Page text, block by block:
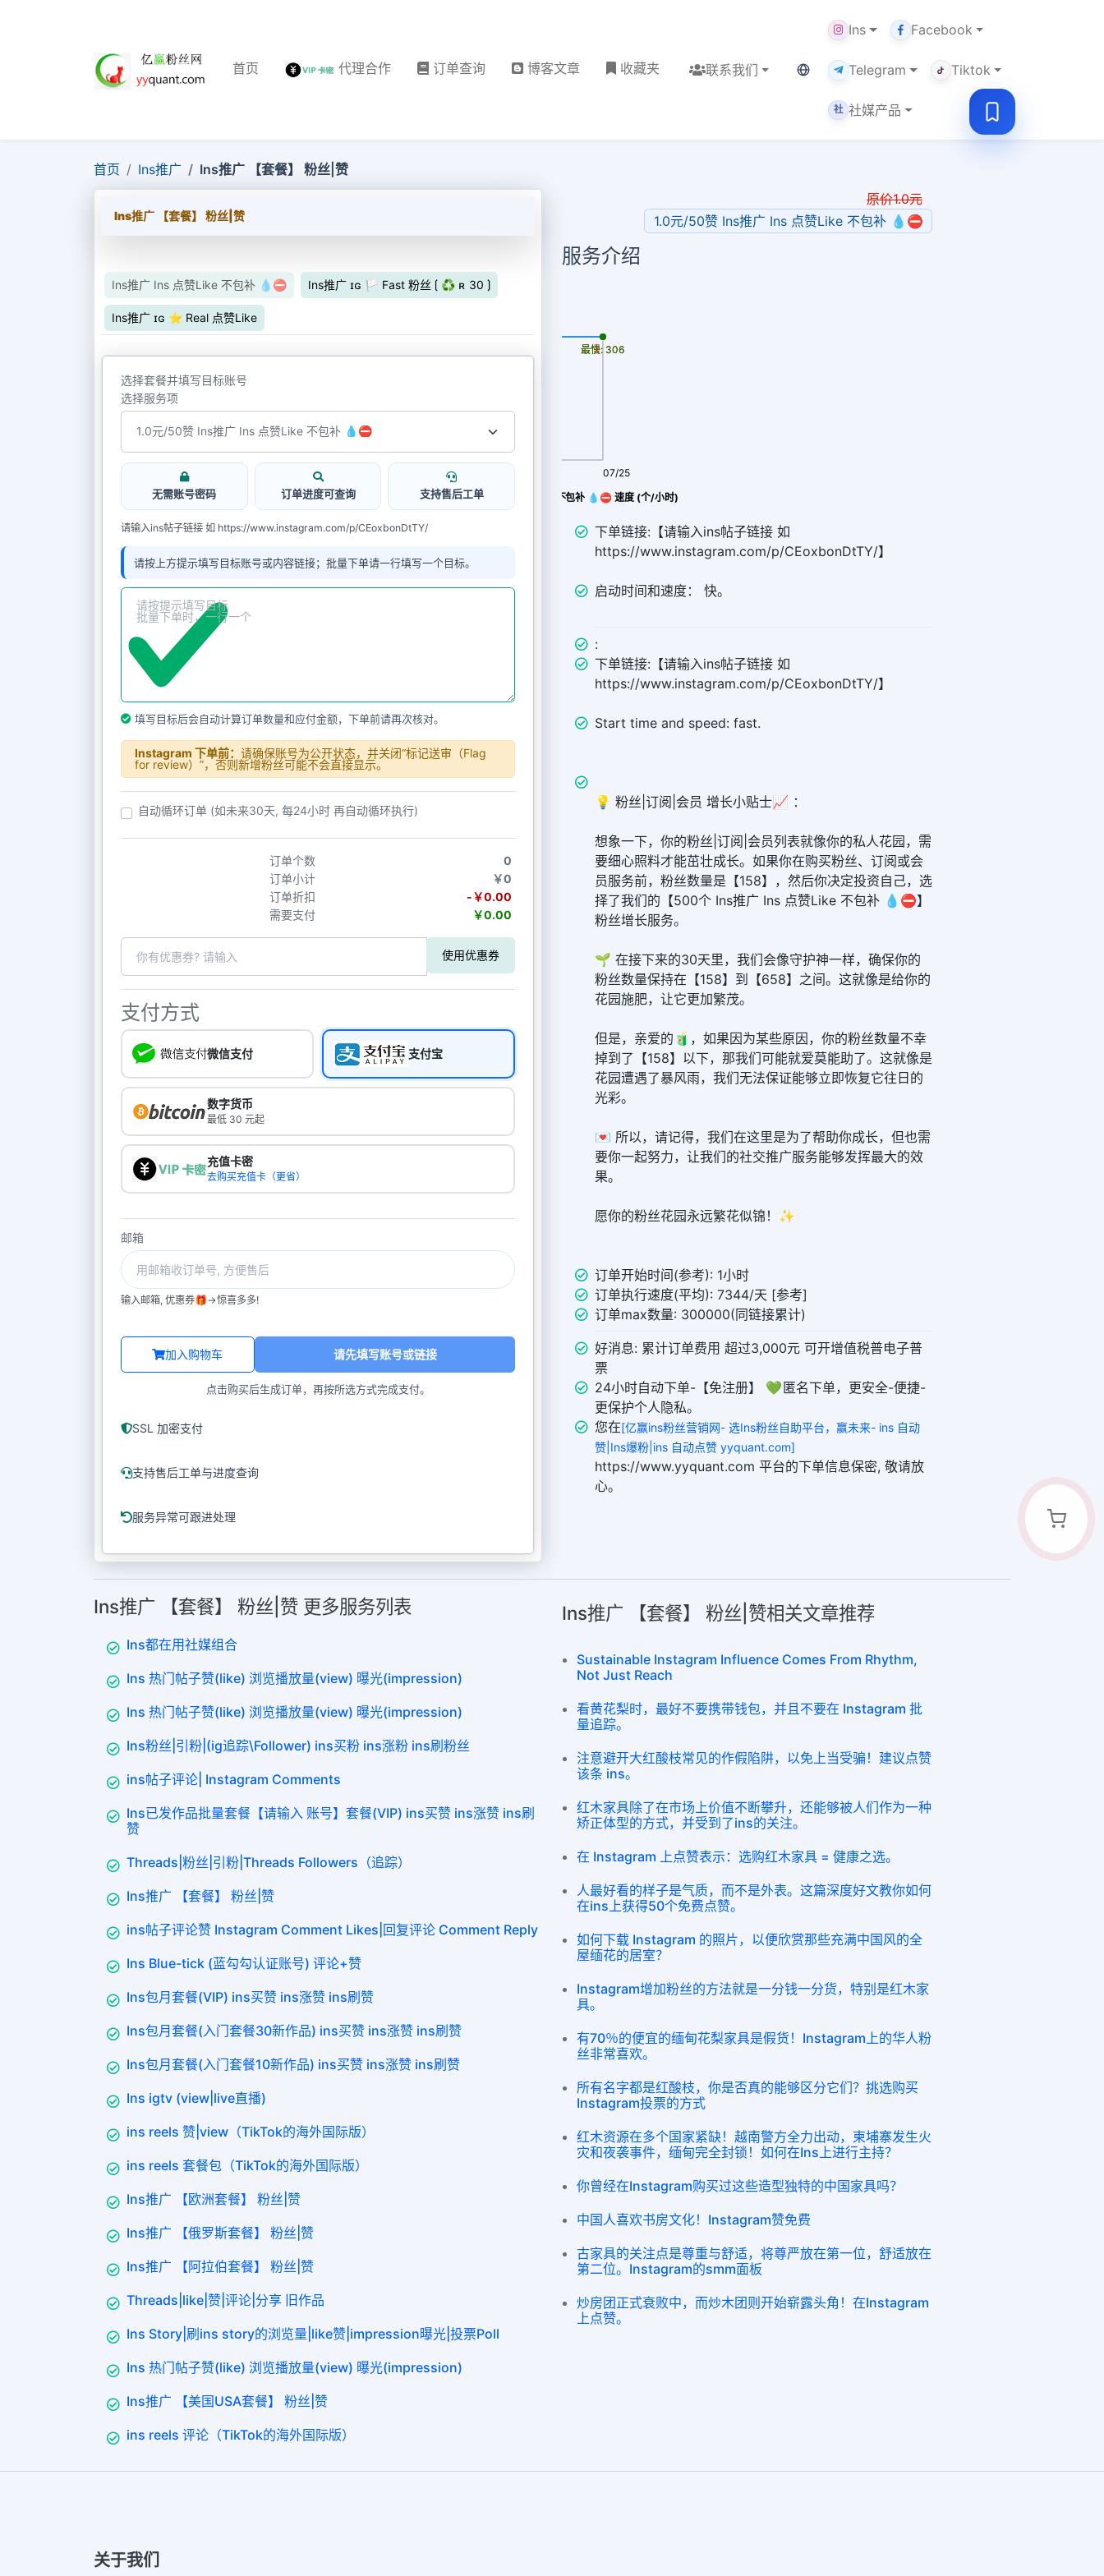
首页 代理合作 订单查询 博客文章 收藏夹 联系我们 当前语言：中文
Ins Facebook
Telegram Tiktok
社 社媒产品
首页 Ins推广 Ins推广 【套餐】 粉丝|赞
Ins推广 【套餐】 粉丝|赞
Ins推广 Ins 点赞Like 不包补 💧⛔ Ins推广 ɪɢ 🏳️ Fast 粉丝 ⟮ ♻ ʀ 30 ⟯
Ins推广 ɪɢ ⭐ Real 点赞Like
选择套餐并填写目标账号
选择服务项
无需账号密码 订单进度可查询 支持售后工单
请输入ins帖子链接 如 https://www.instagram.com/p/CEoxbonDtTY/
请按上方提示填写目标账号或内容链接；批量下单请一行填写一个目标。
填写目标后会自动计算订单数量和应付金额，下单前请再次核对。
Instagram 下单前： 请确保账号为公开状态，并关闭“标记送审（Flag
for review）”，否则新增粉丝可能不会直接显示。
自动循环订单 (如未来30天, 每24小时 再自动循环执行)
订单个数
0
订单小计
￥0
订单折扣
-￥0.00
需要支付
￥0.00
使用优惠券
支付方式
微信支付 支付宝
数字货币
最低 30 元起
充值卡密
去购买充值卡（更省）
邮箱
输入邮箱, 优惠券🎁->惊喜多多!
加入购物车 请先填写账号或链接
点击购买后生成订单，再按所选方式完成支付。
SSL 加密支付
支持售后工单与进度查询
服务异常可跟进处理
原价1.0元
1.0元/50赞 Ins推广 Ins 点赞Like 不包补 💧⛔
服务介绍
Ins推广 Ins 点赞Like 不包补 💧⛔ 速度 (个/小时)
07/25
最慢: 306
最快: 306
下单链接:【请输入ins帖子链接 如
https://www.instagram.com/p/CEoxbonDtTY/】
启动时间和速度： 快。
:
下单链接:【请输入ins帖子链接 如
https://www.instagram.com/p/CEoxbonDtTY/】
Start time and speed: fast.
💡 粉丝|订阅|会员 增长小贴士📈 ：
想象一下，你的粉丝|订阅|会员列表就像你的私人花园，需
要细心照料才能茁壮成长。如果你在购买粉丝、订阅或会
员服务前，粉丝数量是【158】，然后你决定投资自己，选
择了我们的【500个 Ins推广 Ins 点赞Like 不包补 💧⛔】
粉丝增长服务。
🌱 在接下来的30天里，我们会像守护神一样，确保你的
粉丝数量保持在【158】到【658】之间。这就像是给你的
花园施肥，让它更加繁茂。
但是，亲爱的🧃，如果因为某些原因，你的粉丝数量不幸
掉到了【158】以下，那我们可能就爱莫能助了。这就像是
花园遭遇了暴风雨，我们无法保证能够立即恢复它往日的
光彩。
💌 所以，请记得，我们在这里是为了帮助你成长，但也需
要你一起努力，让我们的社交推广服务能够发挥最大的效
果。
愿你的粉丝花园永远繁花似锦！✨
订单开始时间(参考): 1小时
订单执行速度(平均): 7344/天 [参考]
订单max数量: 300000(同链接累计)
好消息: 累计订单费用 超过3,000元 可开增值税普电子普
票
24小时自动下单-【免注册】 💚 匿名下单，更安全-便捷-
更保护个人隐私。
您在[亿赢ins粉丝营销网- 选Ins粉丝自助平台，赢未来- ins 自动
赞|Ins爆粉|ins 自动点赞 yyquant.com]
https://www.yyquant.com 平台的下单信息保密, 敬请放
心。
Ins推广 【套餐】 粉丝|赞 更多服务列表
Ins都在用社媒组合
Ins 热门帖子赞(like) 浏览播放量(view) 曝光(impression)
Ins 热门帖子赞(like) 浏览播放量(view) 曝光(impression)
Ins粉丝|引粉|(ig追踪\Follower) ins买粉 ins涨粉 ins刷粉丝
ins帖子评论| Instagram Comments
Ins已发作品批量套餐【请输入 账号】套餐(VIP) ins买赞 ins涨赞 ins刷
赞
Threads|粉丝|引粉|Threads Followers（追踪）
Ins推广 【套餐】 粉丝|赞
ins帖子评论赞 Instagram Comment Likes|回复评论 Comment Reply
Ins Blue-tick (蓝勾勾认证账号) 评论+赞
Ins包月套餐(VIP) ins买赞 ins涨赞 ins刷赞
Ins包月套餐(入门套餐30新作品) ins买赞 ins涨赞 ins刷赞
Ins包月套餐(入门套餐10新作品) ins买赞 ins涨赞 ins刷赞
Ins igtv (view|live直播)
ins reels 赞|view（TikTok的海外国际版）
ins reels 套餐包（TikTok的海外国际版）
Ins推广 【欧洲套餐】 粉丝|赞
Ins推广 【俄罗斯套餐】 粉丝|赞
Ins推广 【阿拉伯套餐】 粉丝|赞
Threads|like|赞|评论|分享 旧作品
Ins Story|刷ins story的浏览量|like赞|impression曝光|投票Poll
Ins 热门帖子赞(like) 浏览播放量(view) 曝光(impression)
Ins推广 【美国USA套餐】 粉丝|赞
ins reels 评论（TikTok的海外国际版）
Ins推广 【套餐】 粉丝|赞相关文章推荐
Sustainable Instagram Influence Comes From Rhythm,
Not Just Reach
看黄花梨时，最好不要携带钱包，并且不要在 Instagram 批
量追踪。
注意避开大红酸枝常见的作假陷阱，以免上当受骗！建议点赞
该条 ins。
红木家具除了在市场上价值不断攀升，还能够被人们作为一种
矫正体型的方式，并受到了ins的关注。
在 Instagram 上点赞表示：选购红木家具 = 健康之选。
人最好看的样子是气质，而不是外表。这篇深度好文教你如何
在ins上获得50个免费点赞。
如何下载 Instagram 的照片，以便欣赏那些充满中国风的全
屋缅花的居室？
Instagram增加粉丝的方法就是一分钱一分货，特别是红木家
具。
有70％的便宜的缅甸花梨家具是假货！Instagram上的华人粉
丝非常喜欢。
所有名字都是红酸枝，你是否真的能够区分它们？挑选购买
Instagram投票的方式
红木资源在多个国家紧缺！越南警方全力出动，柬埔寨发生火
灾和夜袭事件，缅甸完全封锁！如何在Ins上进行主持？
你曾经在Instagram购买过这些造型独特的中国家具吗？
中国人喜欢书房文化！Instagram赞免费
古家具的关注点是尊重与舒适，将尊严放在第一位，舒适放在
第二位。Instagram的smm面板
炒房团正式衰败中，而炒木团则开始崭露头角！在Instagram
上点赞。
关于我们